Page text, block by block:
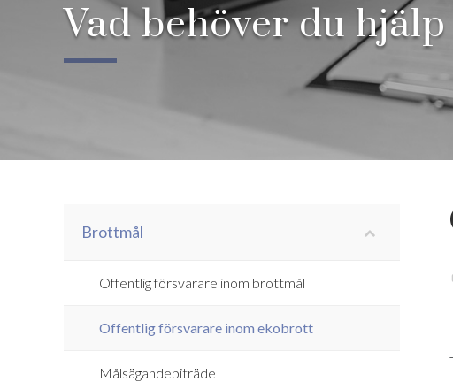
Vad behöver du
Brottmål
Offentlig försvarare inom brottmål
Offentlig försvarare inom ekobrott
Målsägandebiträde